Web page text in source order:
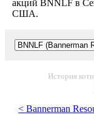
акций BNNLF в
США.
История
< Bannerman